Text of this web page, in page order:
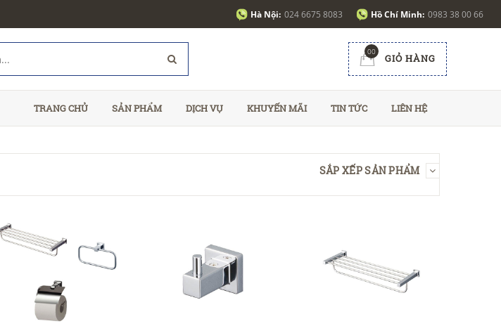
Hà Nội: 024 6675 8083 Hồ Chí Minh: 0983 38 00 66
00
GIỎ HÀNG
TRANG CHỦ SẢN PHẨM DỊCH VỤ KHUYẾN MÃI TIN TỨC LIÊN HỆ
SẮP XẾP SẢN PHẨM